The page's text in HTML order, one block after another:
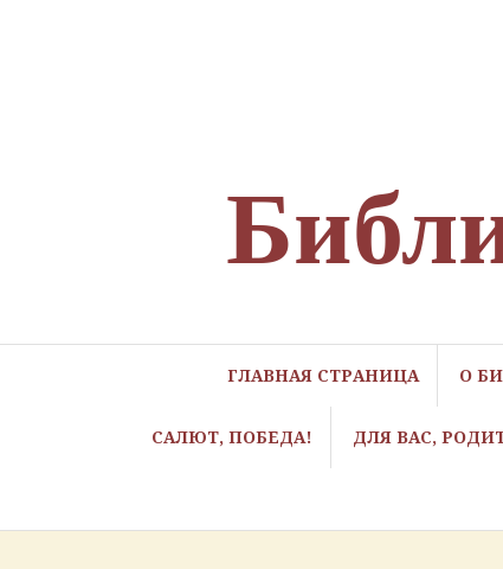
ГЛАВНАЯ СТРАНИЦА О
САЛЮТ, ПОБЕДА! ДЛЯ ВАС,